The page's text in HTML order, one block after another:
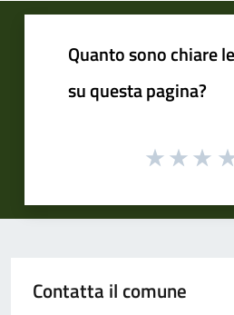
Quanto sono chiare
su questa pagina?
Contatta il comune